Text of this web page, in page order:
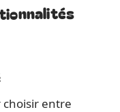
choisir entre